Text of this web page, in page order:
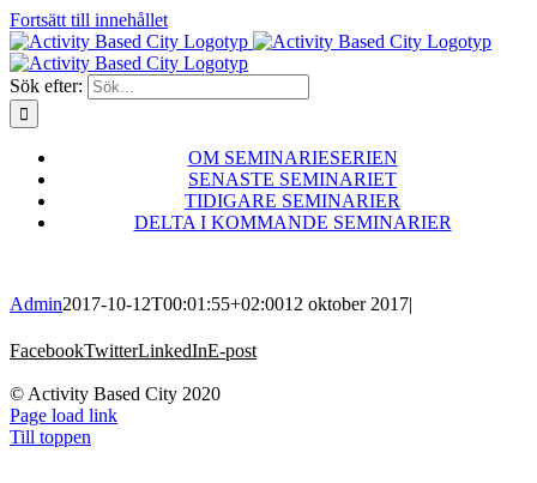
Fortsätt till innehållet
Sök efter:
OM SEMINARIESERIEN
SENASTE SEMINARIET
TIDIGARE SEMINARIER
DELTA I KOMMANDE SEMINARIER
Admin2017-10-12T00:01:55+02:0012 oktober 2017|
FacebookTwitterLinkedInE-post
© Activity Based City 2020
Page load link
Till toppen